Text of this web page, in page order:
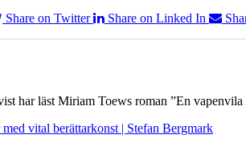
Share on Twitter Share on Linked In
har läst Miriam Toews roman ”En
vital berättarkonst | Stefan Bergmark